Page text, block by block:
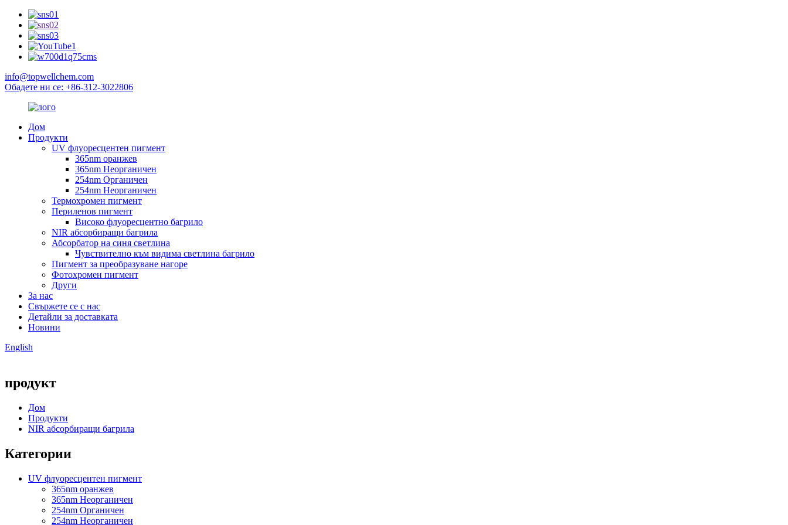
info@topwellchem.com
Обадете ни се: +86-312-3022806
Дом
Продукти
UV флуоресцентен пигмент
365nm оранжев
365nm Неорганичен
254nm Органичен
254nm Неорганичен
Термохромен пигмент
Периленов пигмент
Високо флуоресцентно багрило
NIR абсорбиращи багрила
Абсорбатор на синя светлина
Чувствително към видима светлина багрило
Пигмент за преобразуване нагоре
Фотохромен пигмент
Други
За нас
Свържете се с нас
Детайли за доставката
Новини
English
продукт
Дом
Продукти
NIR абсорбиращи багрила
Категории
UV флуоресцентен пигмент
365nm оранжев
365nm Неорганичен
254nm Органичен
254nm Неорганичен